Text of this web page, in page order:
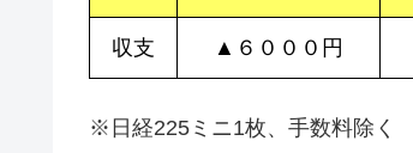
収支 ▲６０００円
※日経225ミニ1枚、手数料除く